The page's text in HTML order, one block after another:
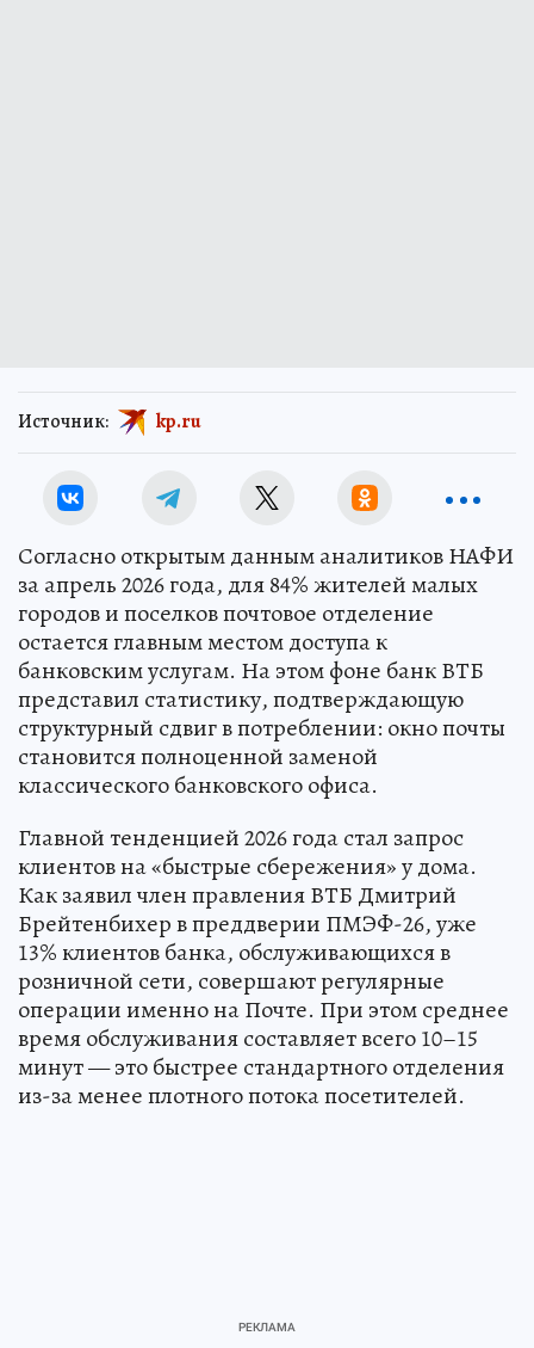
Согласно открытым данным аналитиков НАФИ
за апрель 2026 года, для 84% жителей малых
городов и поселков почтовое отделение
остается главным местом доступа к
банковским услугам. На этом фоне банк ВТБ
представил статистику, подтверждающую
структурный сдвиг в потреблении: окно почты
становится полноценной заменой
классического банковского офиса.
Главной тенденцией 2026 года стал запрос
клиентов на «быстрые сбережения» у дома.
Как заявил член правления ВТБ Дмитрий
Брейтенбихер в преддверии ПМЭФ-26, уже
13% клиентов банка, обслуживающихся в
розничной сети, совершают регулярные
операции именно на Почте. При этом среднее
время обслуживания составляет всего 10–15
минут — это быстрее стандартного отделения